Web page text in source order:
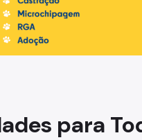
para